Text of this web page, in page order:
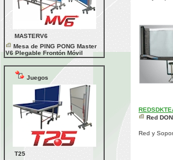
MASTERV6
Mesa de PING PONG Master
V6 Plegable Frontón Móvil
Juegos
T25
Red
Red y